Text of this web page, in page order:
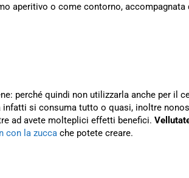
aperitivo o come contorno, accompagnata
perché quindi non utilizzarla anche per il
si consuma tutto o quasi, inoltre
ad avete molteplici effetti benefici.
con la zucca che potete creare.